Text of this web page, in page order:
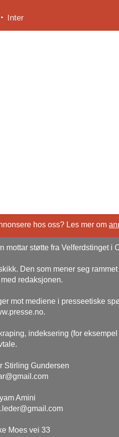
Inter
hos oss? Les mer om
mottar støtte fra Velferdstinget i
Den som mener seg
redaksjonen.
mot mediene i presseetiske
indeksering (for
Stirling Gundersen
Amini
Moes vei 33